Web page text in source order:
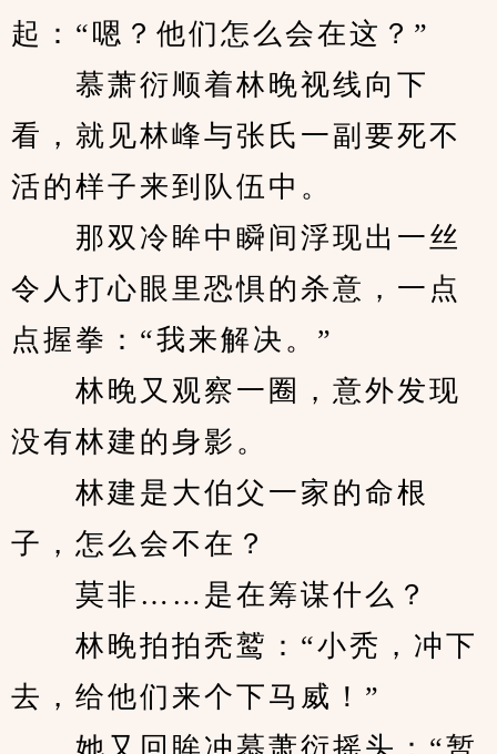
起：“嗯？他们怎么会在这？”
慕萧衍顺着林晚视线向下
看，就见林峰与张氏一副要死不
活的样子来到队伍中。
那双冷眸中瞬间浮现出一丝
令人打心眼里恐惧的杀意，一点
点握拳：“我来解决。”
林晚又观察一圈，意外发现
没有林建的身影。
林建是大伯父一家的命根
子，怎么会不在？
莫非……是在筹谋什么？
林晚拍拍秃鹫：“小秃，冲下
去，给他们来个下马威！”